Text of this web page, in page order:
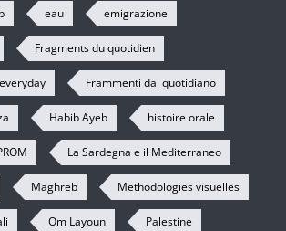
eau emigrazione
Fragments du quotidien
Frammenti dal quotidiano
Habib Ayeb histoire orale
La Sardegna e il Mediterraneo
Maghreb Methodologies visuelles
Om Layoun Palestine